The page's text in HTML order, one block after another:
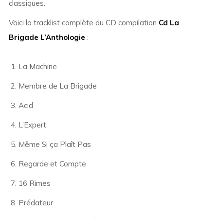
classiques.
Voici la tracklist complète du CD compilation Cd La
Brigade L’Anthologie :
La Machine
Membre de La Brigade
Acid
L’Expert
Même Si ça Plaît Pas
Regarde et Compte
16 Rimes
Prédateur